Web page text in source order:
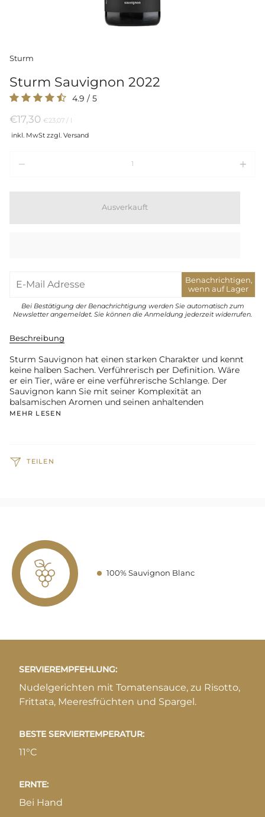
Sturm
Sturm Sauvignon 2022
4.9 / 5
€17,30 Preis
Einheit
€23,07 /per
l
inkl. MwSt zzgl. Versand
Ausverkauft
Benachrichtigen,
wenn auf Lager
Bei Bestätigung der Benachrichtigung werden Sie automatisch zum
Newsletter angemeldet. Sie können die Anmeldung jederzeit widerrufen.
Beschreibung
Sturm Sauvignon hat einen starken Charakter und kennt
keine halben Sachen. Verführerisch per Definition. Wäre
er ein Tier, wäre er eine verführerische Schlange. Der
Sauvignon kann Sie mit seiner Komplexität an
balsamischen Aromen und seinen anhaltenden
MEHR LESEN
TEILEN
100% Sauvignon Blanc
SERVIEREMPFEHLUNG:
Nudelgerichten mit Tomatensauce, zu Risotto,
Frittata, Meeresfrüchten und Spargel.
BESTE SERVIERTEMPERATUR:
11°C
ERNTE:
Bei Hand